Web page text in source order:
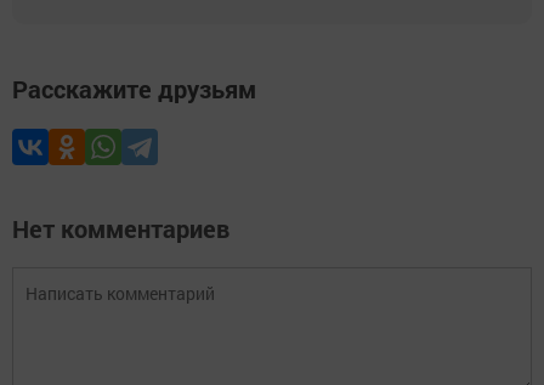
Расскажите друзьям
Нет комментариев